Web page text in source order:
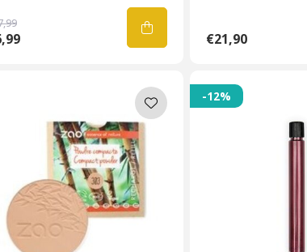
€21,90
-12%